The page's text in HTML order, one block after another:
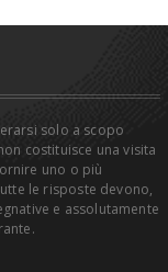
solo a scopo
costituisce una visita
uno o più
le risposte devono,
e assolutamente